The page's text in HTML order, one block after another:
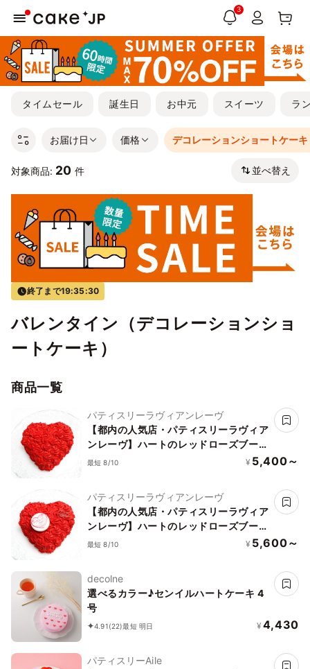
3
タイムセール 誕生日 お中元 スイーツ ラ
お届け日 価格 デコレーションショートケーキ
対象商品: 20 件 並べ替え
終了まで19:35:30
バレンタイン（デコレーションショ
ートケーキ）
商品一覧
パティスリーラヴィアンレーヴ
【都内の人気店・パティスリーラヴィア
ンレーヴ】ハートのレッドローズブーケ
ケーキ5号
最短 8/10 ¥ 5,400～
パティスリーラヴィアンレーヴ
【都内の人気店・パティスリーラヴィア
ンレーヴ】ハートのレッドローズブーケ
ケーキ4号
最短 8/10 ¥ 5,600～
decolne
選べるカラー♪センイルハートケーキ 4
号
4.91(22)最短 明日 ¥ 4,430
パティスリーAile